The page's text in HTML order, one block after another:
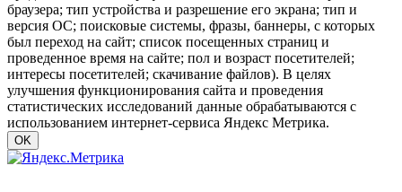
браузера; тип устройства и разрешение его экрана; тип и
версия ОС; поисковые системы, фразы, баннеры, с которых
был переход на сайт; список посещенных страниц и
проведенное время на сайте; пол и возраст посетителей;
интересы посетителей; скачивание файлов). В целях
улучшения функционирования сайта и проведения
статистических исследований данные обрабатываются с
использованием интернет-сервиса Яндекс Метрика.
OK